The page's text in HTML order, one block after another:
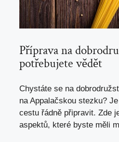
Příprava na
potřebujete vědět
Chystáte se na
na Appalačskou stezku?
cestu řádně připravit. Zde
aspektů, které byste měli